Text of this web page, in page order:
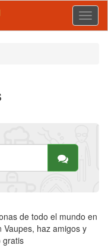
de todo el mundo en
haz amigos y
gratis